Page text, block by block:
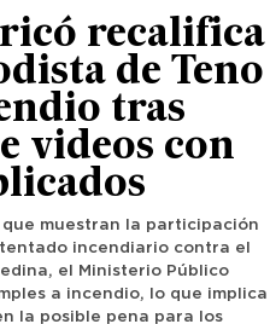
recalifica
de Teno
tras
videos con
muestran la participación
incendiario contra el
el Ministerio Público
a incendio, lo que implica
la posible pena para los